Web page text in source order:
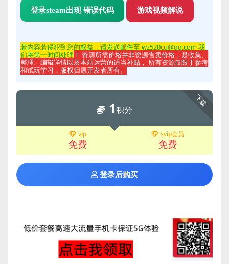
登录steam出现 错误代码 游戏视频解说
若内容若侵犯到您的权益，请发送邮件至 wz520cu@qq.com 我
们将第一时间处理 ！ 资源所需价格并非资源售卖价格，是收集、
整理、编辑详情以及本站运营的适当补贴， 所有资源仅限于参考
和试玩学习，版权归原开发者所有。
下载
1积分
vip
免费
svip会员
免费
登录后购买